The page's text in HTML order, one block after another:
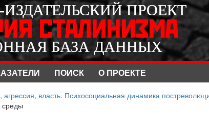
ПРОЕКТ
СТАЛИНИЗМА
БАЗА ДАННЫХ
ПОИСК О ПРОЕКТЕ
ПРОЕКТ
СТАЛИНИЗМА
БАЗА ДАННЫХ
агрессия, власть. Психосоциальная динамика
среды